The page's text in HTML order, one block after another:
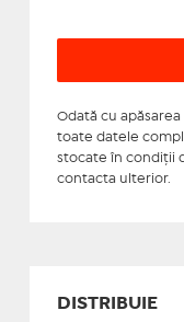
Odată cu apăsarea
toate datele
stocate în condiţii
contacta ulterior.
DISTRIBUIE